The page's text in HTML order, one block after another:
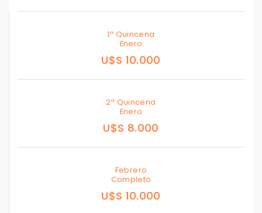
1ª Quincena
Enero
U$S 10.000
2ª Quincena
Enero
U$S 8.000
Febrero
Completo
U$S 10.000